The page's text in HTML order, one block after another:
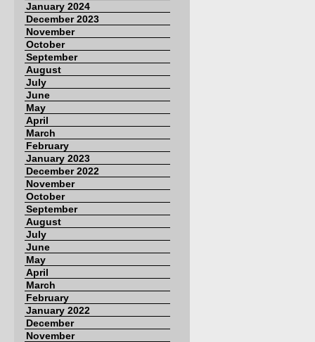
January 2024
December 2023
November
October
September
August
July
June
May
April
March
February
January 2023
December 2022
November
October
September
August
July
June
May
April
March
February
January 2022
December
November